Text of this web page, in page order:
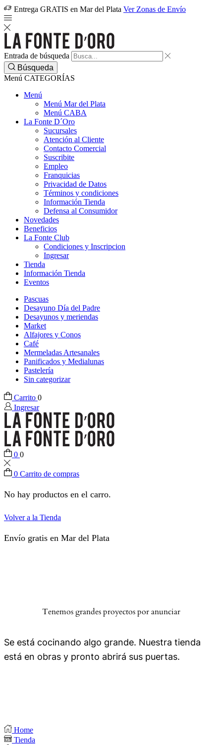
Entrega GRATIS en Mar del Plata Ver Zonas de Envío
Entrada de búsqueda
Búsqueda
Menú CATEGORÍAS
Menú
Menú Mar del Plata
Menú CABA
La Fonte D´Oro
Sucursales
Atención al Cliente
Contacto Comercial
Suscribite
Empleo
Franquicias
Privacidad de Datos
Términos y condiciones
Información Tienda
Defensa al Consumidor
Novedades
Beneficios
La Fonte Club
Condiciones y Inscripcion
Ingresar
Tienda
Información Tienda
Eventos
Pascuas
Desayuno Día del Padre
Desayunos y meriendas
Market
Alfajores y Conos
Café
Mermeladas Artesanales
Panificados y Medialunas
Pastelería
Sin categorizar
Carrito 0
Ingresar
0 0
0 Carrito de compras
No hay productos en el carro.
Volver a la Tienda
Envío gratis en Mar del Plata
Tenemos grandes proyectos por anunciar
Se está cocinando algo grande. Nuestra tienda
está en obras y pronto abrirá sus puertas.
Home
Tienda